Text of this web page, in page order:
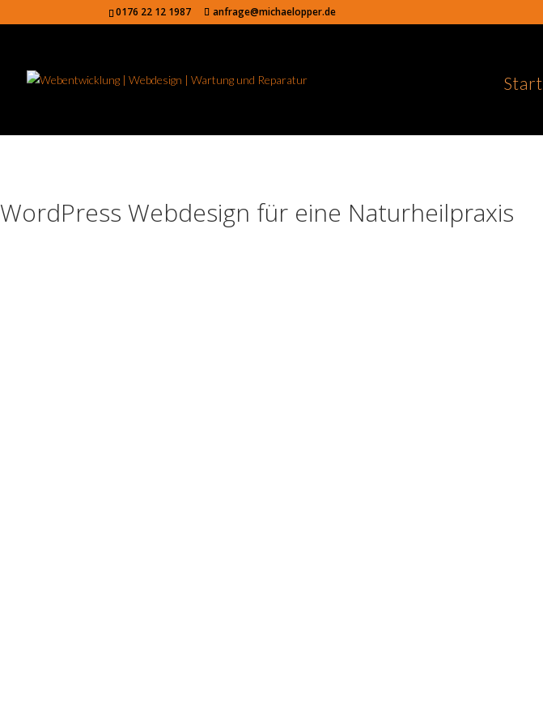
0176 22 12 1987 anfrage@michaelopper.de
Start
WordPress Webdesign für eine Naturheilpraxis